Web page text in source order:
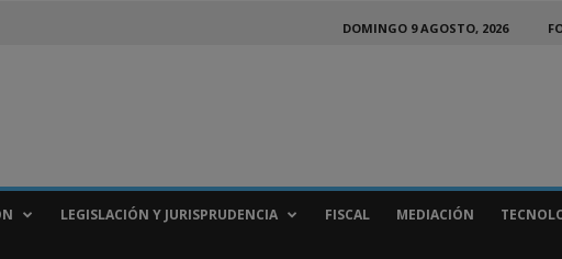
DOMINGO 9 AGOSTO, 2026
LEGISLACIÓN Y JURISPRUDENCIA FISCAL MEDIACIÓN